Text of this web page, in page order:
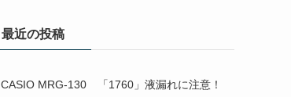
最近の投稿
CASIO MRG-130 「1760」液漏れに注意！